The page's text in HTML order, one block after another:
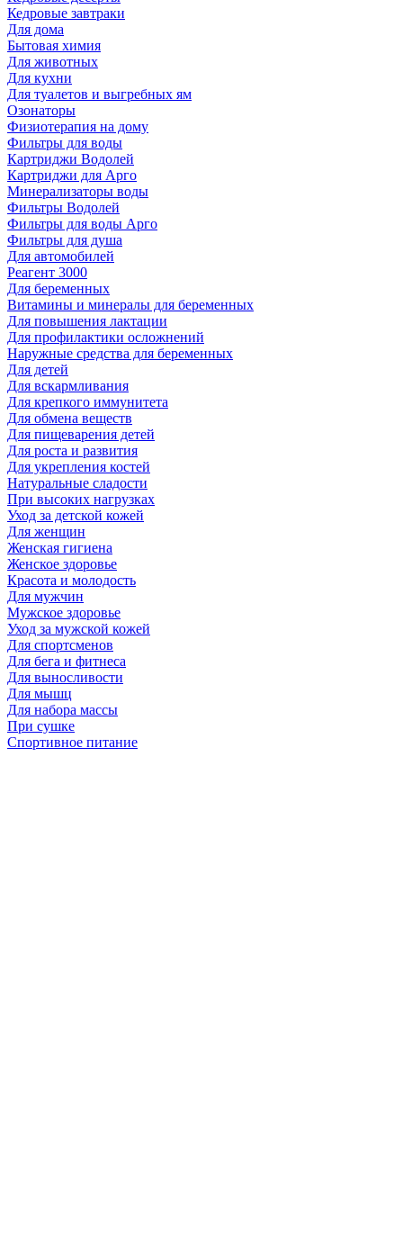
Кедровые завтраки
Для дома
Бытовая химия
Для животных
Для кухни
Для туалетов и выгребных ям
Озонаторы
Физиотерапия на дому
Фильтры для воды
Картриджи Водолей
Картриджи для Арго
Минерализаторы воды
Фильтры Водолей
Фильтры для воды Арго
Фильтры для душа
Для автомобилей
Реагент 3000
Для беременных
Витамины и минералы для беременных
Для повышения лактации
Для профилактики осложнений
Наружные средства для беременных
Для детей
Для вскармливания
Для крепкого иммунитета
Для обмена веществ
Для пищеварения детей
Для роста и развития
Для укрепления костей
Натуральные сладости
При высоких нагрузках
Уход за детской кожей
Для женщин
Женская гигиена
Женское здоровье
Красота и молодость
Для мужчин
Мужское здоровье
Уход за мужской кожей
Для спортсменов
Для бега и фитнеса
Для выносливости
Для мышц
Для набора массы
При сушке
Спортивное питание